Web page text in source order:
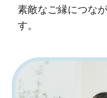
素敵なご縁につな
す。